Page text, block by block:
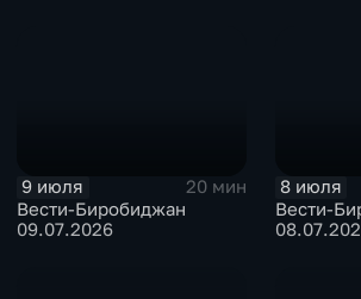
9 июля
20 мин
Вести-Биробиджан
09.07.2026
8 июля
Вести-